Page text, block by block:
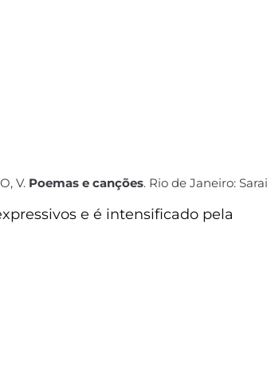
V. Poemas e canções. Rio de Janeiro:
e é intensificado pela